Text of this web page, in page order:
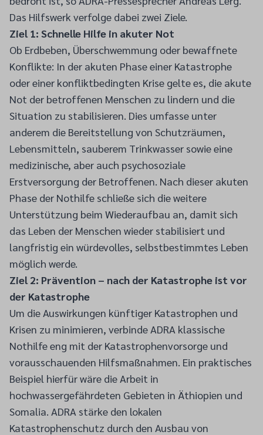
Das Hilfswerk verfolge dabei zwei Ziele.
Ziel 1: Schnelle Hilfe in akuter Not
Ob Erdbeben, Überschwemmung oder bewaffnete
Konflikte: In der akuten Phase einer Katastrophe
oder einer konfliktbedingten Krise gelte es, die akute
Not der betroffenen Menschen zu lindern und die
Situation zu stabilisieren. Dies umfasse unter
anderem die Bereitstellung von Schutzräumen,
Lebensmitteln, sauberem Trinkwasser sowie eine
medizinische, aber auch psychosoziale
Erstversorgung der Betroffenen. Nach dieser akuten
Phase der Nothilfe schließe sich die weitere
Unterstützung beim Wiederaufbau an, damit sich
das Leben der Menschen wieder stabilisiert und
langfristig ein würdevolles, selbstbestimmtes Leben
möglich werde.
Ziel 2: Prävention – nach der Katastrophe ist vor
der Katastrophe
Um die Auswirkungen künftiger Katastrophen und
Krisen zu minimieren, verbinde ADRA klassische
Nothilfe eng mit der Katastrophenvorsorge und
vorausschauenden Hilfsmaßnahmen. Ein praktisches
Beispiel hierfür wäre die Arbeit in
hochwassergefährdeten Gebieten in Äthiopien und
Somalia. ADRA stärke den lokalen
Katastrophenschutz durch den Ausbau von